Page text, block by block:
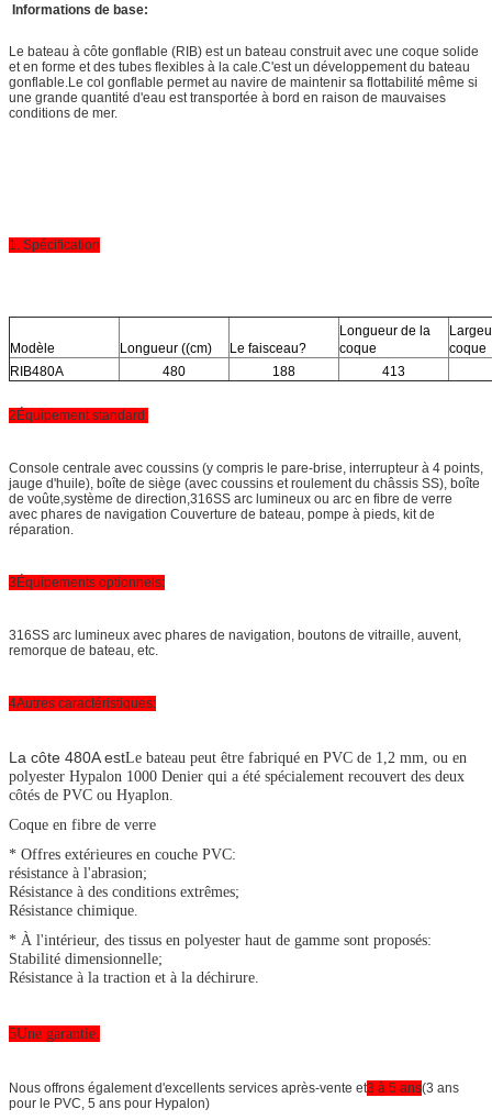
Informations de base:
Le bateau à côte gonflable (RIB) est un bateau construit avec une coque solide
et en forme et des tubes flexibles à la cale.C'est un développement du bateau
gonflable.Le col gonflable permet au navire de maintenir sa flottabilité même si
une grande quantité d'eau est transportée à bord en raison de mauvaises
conditions de mer.
1. Spécification
Modèle Longueur ((cm) Le faisceau?
Longueur de la
coque
coque
RIB480A
480 188 413
2Équipement standard:
Console centrale avec coussins (y compris le pare-brise, interrupteur à 4 points,
jauge d'huile), boîte de siège (avec coussins et roulement du châssis SS), boîte
de voûte,système de direction,316SS arc lumineux ou arc en fibre de verre
avec phares de navigation Couverture de bateau, pompe à pieds, kit de
réparation.
3Équipements optionnels:
316SS arc lumineux avec phares de navigation, boutons de vitraille, auvent,
remorque de bateau, etc.
4Autres caractéristiques:
La côte 480A estLe bateau peut être fabriqué en PVC de 1,2 mm, ou en
polyester Hypalon 1000 Denier qui a été spécialement recouvert des deux
côtés de PVC ou Hyaplon.
Coque en fibre de verre
* Offres extérieures en couche PVC:
résistance à l'abrasion;
Résistance à des conditions extrêmes;
Résistance chimique.
* À l'intérieur, des tissus en polyester haut de gamme sont proposés:
Stabilité dimensionnelle;
Résistance à la traction et à la déchirure.
5Une garantie.
Nous offrons également d'excellents services après-vente et3 à 5 ans(3 ans
pour le PVC, 5 ans pour Hypalon)